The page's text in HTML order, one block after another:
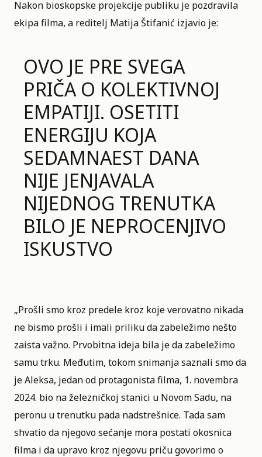
Nakon bioskopske projekcije publiku je pozdravila
ekipa filma, a reditelj Matija Štifanić izjavio je:
OVO JE PRE SVEGA
PRIČA O KOLEKTIVNOJ
EMPATIJI. OSETITI
ENERGIJU KOJA
SEDAMNAEST DANA
NIJE JENJAVALA
NIJEDNOG TRENUTKA
BILO JE NEPROCENJIVO
ISKUSTVO
„Prošli smo kroz predele kroz koje verovatno nikada
ne bismo prošli i imali priliku da zabeležimo nešto
zaista važno. Prvobitna ideja bila je da zabeležimo
samu trku. Međutim, tokom snimanja saznali smo da
je Aleksa, jedan od protagonista filma, 1. novembra
2024. bio na železničkoj stanici u Novom Sadu, na
peronu u trenutku pada nadstrešnice. Tada sam
shvatio da njegovo sećanje mora postati okosnica
filma i da upravo kroz njegovu priču govorimo o